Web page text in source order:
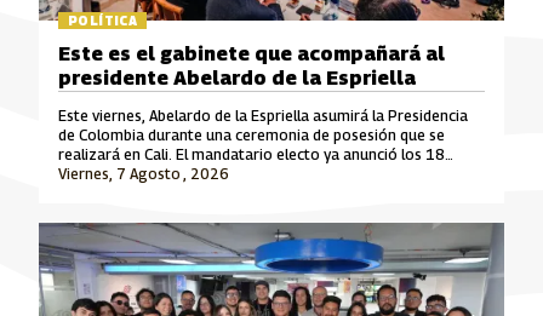
POLÍTICA
Este viernes, Abelardo de la Espriella asumirá la Presidencia
de Colombia durante una ceremonia de posesión que se
realizará en Cali. El mandatario electo ya anunció los 18
ministros que integrarán su gabinete para el periodo 2026-
Viernes, 7 Agosto , 2026
Este es el gabinete que acompañará al
presidente Abelardo de la Espriella